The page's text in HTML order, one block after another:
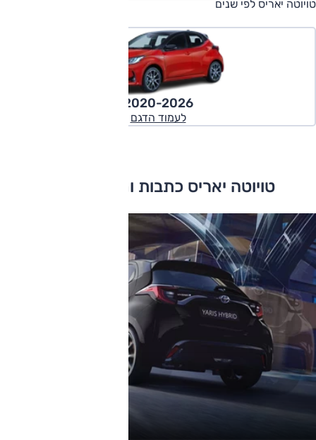
טויוטה יאריס לפי שנים
2020-2026
לעמוד הדגם
טויוטה יאריס כתבות ומבחני דרכים